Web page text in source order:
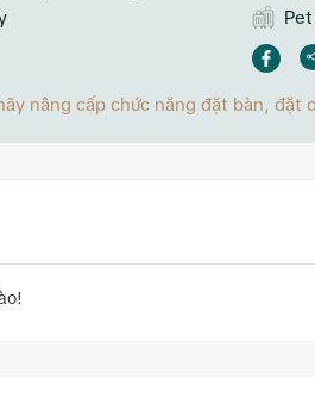
nâng cấp chức năng đặt bàn, đặt